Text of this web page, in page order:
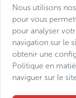
Wallenstein, dont
d’un autre palais
Rodolphe II, le
jardins qui
encore les Palais
Nerudova, qui
Blažej Santini-
Conditions de vente
Protection des
Déclaration
Manage consent
Nous utilisons
pour vous
pour analyser
navigation sur le
obtenir une
Politique en
naviguer sur le